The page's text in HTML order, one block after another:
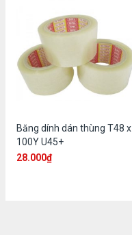
Băng dính dán thùng T48 x
100Y U45+
28.000₫